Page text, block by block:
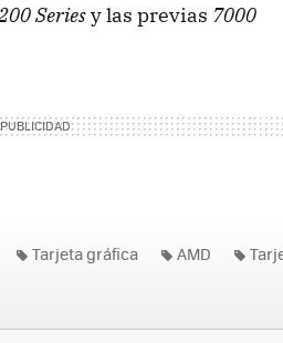
Seriesy las previas 7000
Tarjeta gráfica AMD